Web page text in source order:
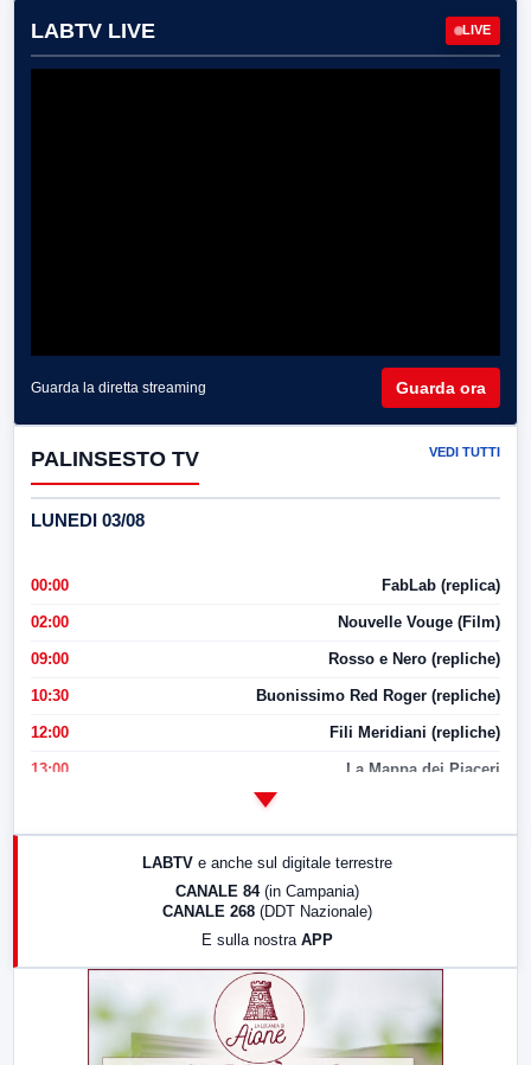
LABTV LIVE LIVE
Guarda la diretta streaming Guarda ora
PALINSESTO TV VEDI TUTTI
LUNEDI 03/08
00:00 FabLab (replica)
02:00 Nouvelle Vouge (Film)
09:00 Rosso e Nero (repliche)
10:30 Buonissimo Red Roger (repliche)
12:00 Fili Meridiani (repliche)
13:00 La Mappa dei Piaceri
LABTV e anche sul digitale terrestre
CANALE 84 (in Campania)
CANALE 268 (DDT Nazionale)
E sulla nostra APP